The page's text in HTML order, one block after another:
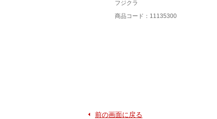
フジクラ
商品コード：11135300
前の画面に戻る